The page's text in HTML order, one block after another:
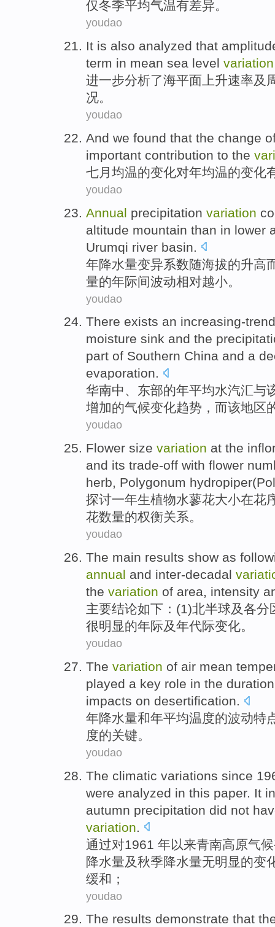
仅冬季平均气温有差异。
youdao
It is also analyzed that
term in mean sea level variation
进一步分析了海平面 上升速率及
况。
youdao
And we found that the change
important contribution to the
七月均温的变化对年均温的变化
youdao
Annual precipitation variation
altitude mountain than in lower
Urumqi river basin.
年降水量变异系数随海拔的升高
量的年际间波动相对越小。
youdao
There exists an increasing-trend
moisture sink and the
part of Southern China and a
evaporation.
华南中、 东部的年平均水汽汇与
增加的气候变化趋势，而该地区
youdao
Flower size variation at the
and its trade-off with flower
herb, Polygonum
探讨一年生植物水蓼花大小在花
花数量的权衡关系。
youdao
The main results show as
annual and inter-decadal
the variation of area, intensity
主要结论如下 ：(1)北半球及各分
很明显的年际及年代际变化。
youdao
The variation of air mean
played a key role in the duration
impacts on desertification.
年降水量和年平均温度的波动特
度的关键。
youdao
The climatic variations since
were analyzed in this paper. It
autumn precipitation did not
variation
通过对1961 年以来青南高原气候
降水量及秋季降水量无明显的变
缓和；
youdao
The results demonstrate that